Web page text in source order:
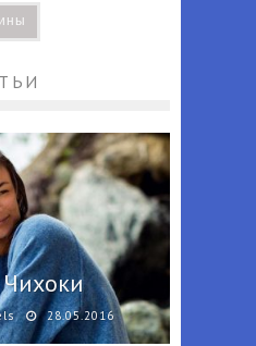
28.05.2016